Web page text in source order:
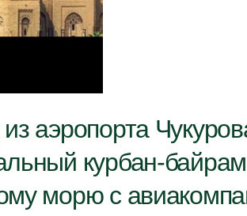
аэропорта
курбан-
морю с